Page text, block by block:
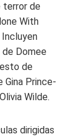
terror de
With
de Domee
de
Gina Prince-
Wilde.
dirigidas